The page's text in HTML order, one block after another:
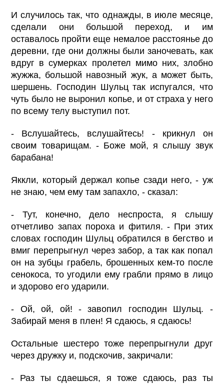
И случилось так, что однажды, в июле месяце,
сделали они большой переход, и им
оставалось пройти еще немалое расстоянье до
деревни, где они должны были заночевать, как
вдруг в сумерках пролетел мимо них, злобно
жужжа, большой навозный жук, а может быть,
шершень. Господин Шульц так испугался, что
чуть было не выронил копье, и от страха у него
по всему телу выступил пот.
- Вслушайтесь, вслушайтесь! - крикнул он
своим товарищам. - Боже мой, я слышу звук
барабана!
Яккли, который держал копье сзади него, - уж
не знаю, чем ему там запахло, - сказал:
- Тут, конечно, дело неспроста, я слышу
отчетливо запах пороха и фитиля. - При этих
словах господин Шульц обратился в бегство и
вмиг перепрыгнул через забор, а так как попал
он на зубцы грабель, брошенных кем-то после
сенокоса, то угодили ему грабли прямо в лицо
и здорово его ударили.
- Ой, ой, ой! - завопил господин Шульц. -
Забирай меня в плен! Я сдаюсь, я сдаюсь!
Остальные шестеро тоже перепрыгнули друг
через дружку и, подскочив, закричали:
- Раз ты сдаешься, я тоже сдаюсь, раз ты